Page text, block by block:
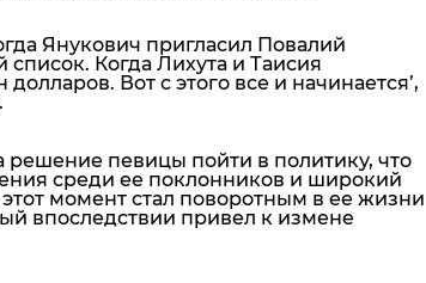
Янукович пригласил Повалий
Когда Лихута и Таисия
Вот с этого все и начинается’,
певицы пойти в политику, что
среди ее поклонников и широкий
момент стал поворотным в ее жизни
впоследствии привел к измене